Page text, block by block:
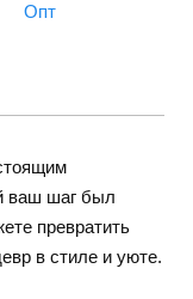
Опт
ваш шаг был
превратить
в стиле и уюте.